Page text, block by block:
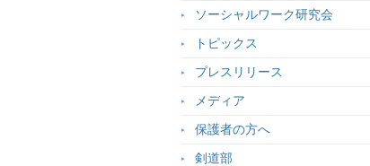
ソーシャルワーク研究会
トピックス
プレスリリース
メディア
保護者の方へ
剣道部